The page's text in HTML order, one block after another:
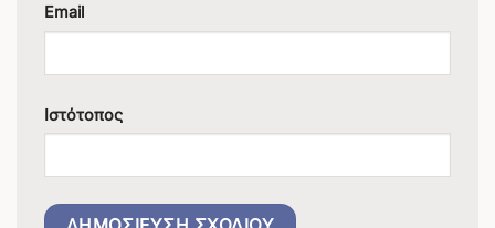
Email
Ιστότοπος